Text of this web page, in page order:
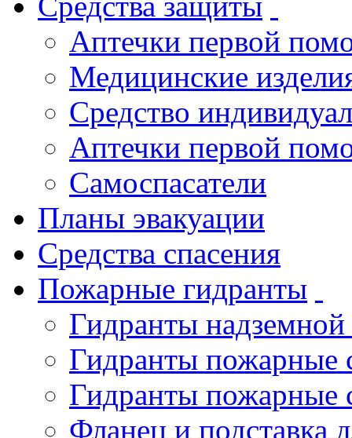
Аптечки первой
Медицинские
Средство
Аптечки первой
Самоспасатели
Планы эвакуации
Средства спасения
Пожарные гидранты
Гидранты
Гидранты пожарные
Гидранты пожарные
Фланец и подставка